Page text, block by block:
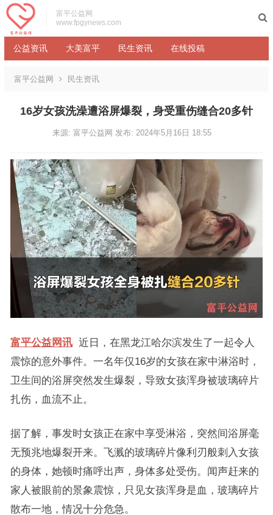
富平公益网
www.fpgynews.com
公益资讯 大美富平 民生资讯 在线投稿
富平公益网 民生资讯
16岁女孩洗澡遭浴屏爆裂，身受重伤缝合20多针
来源: 富平公益网发布: 2024年5月16日 18:55
富平公益网讯近日，在黑龙江哈尔滨发生了一起令人
震惊的意外事件。一名年仅16岁的女孩在家中淋浴时，
卫生间的浴屏突然发生爆裂，导致女孩浑身被玻璃碎片
扎伤，血流不止。
据了解，事发时女孩正在家中享受淋浴，突然间浴屏毫
无预兆地爆裂开来。飞溅的玻璃碎片像利刃般刺入女孩
的身体，她顿时痛呼出声，身体多处受伤。闻声赶来的
家人被眼前的景象震惊，只见女孩浑身是血，玻璃碎片
散布一地，情况十分危急。